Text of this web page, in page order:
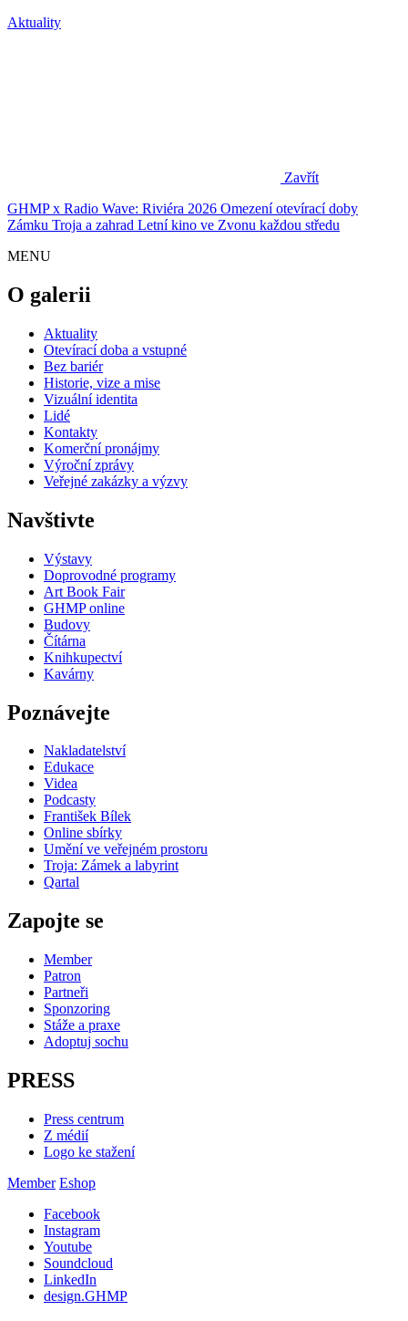
Aktuality
Zavřít
GHMP x Radio Wave: Riviéra 2026 Omezení otevírací doby
Zámku Troja a zahrad Letní kino ve Zvonu každou středu
MENU
O galerii
Aktuality
Otevírací doba a vstupné
Bez bariér
Historie, vize a mise
Vizuální identita
Lidé
Kontakty
Komerční pronájmy
Výroční zprávy
Veřejné zakázky a výzvy
Navštivte
Výstavy
Doprovodné programy
Art Book Fair
GHMP online
Budovy
Čítárna
Knihkupectví
Kavárny
Poznávejte
Nakladatelství
Edukace
Videa
Podcasty
František Bílek
Online sbírky
Umění ve veřejném prostoru
Troja: Zámek a labyrint
Qartal
Zapojte se
Member
Patron
Partneři
Sponzoring
Stáže a praxe
Adoptuj sochu
PRESS
Press centrum
Z médií
Logo ke stažení
Member Eshop
Facebook
Instagram
Youtube
Soundcloud
LinkedIn
design.GHMP